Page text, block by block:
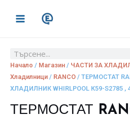
MENU
Search
Начало / Магазин / ЧАСТИ ЗА
Хладилници / RANCO / ТЕРМОСТАТ
ХЛАДИЛНИК WHIRLPOOL К59-S2785 ,
ТЕРМОСТАТ